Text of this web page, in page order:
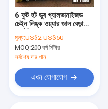
6 ফুট হট ডুব গ্যালভানাইজড
চেইন লিঙ্ক ওয়্যার জাল বেড়া
মূল্য:US$2-US$50
MOQ:200 বর্গ মিটার
সর্বশেষ দাম পান
এখন যোগাযোগ